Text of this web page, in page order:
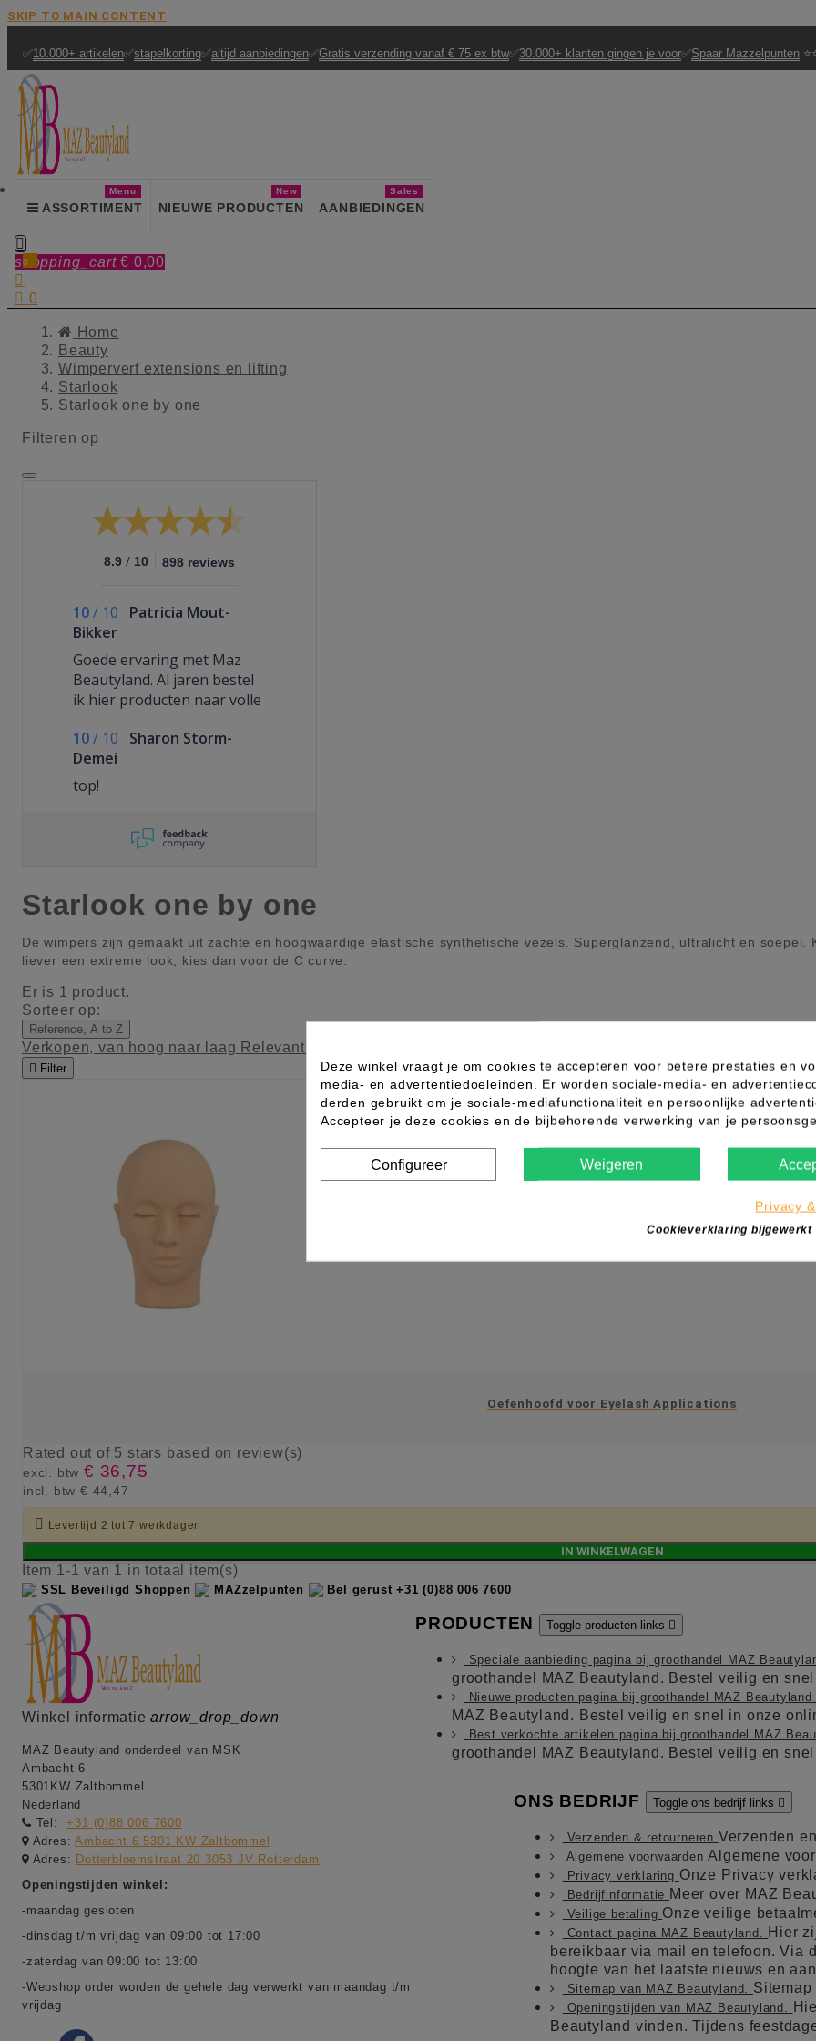
SKIP TO MAIN CONTENT
✅10.000+ artikelen✅stapelkorting✅altijd aanbiedingen✅Gratis verzending vanaf € 75 ex btw✅30.000+ klanten gingen je voor✅Spaar Mazzelpunten
ASSORTIMENT
Menu
NIEUWE PRODUCTEN
New
AANBIEDINGEN
Sales

shopping_cart € 0,00
0

 0
Home
Beauty
Wimperverf extensions en lifting
Starlook
Starlook one by one
Filteren op
8.9 / 10 898 reviews
10/ 10
Patricia Mout-
Bikker
Goede ervaring met Maz
Beautyland. Al jaren bestel
ik hier producten naar volle
10/ 10
Sharon Storm-
Demei
top!
Starlook one by one
De wimpers zijn gemaakt uit zachte en hoogwaardige elastische synthetische vezels. Superglanzend, ultralicht en
liever een extreme look, kies dan voor de C curve.
Er is 1 product.
Sorteer op:
Reference, A to Z
Verkopen, van hoog naar laag Relevantie
 Filter
Oefenhoofd voor Eyelash Applications
Rated out of 5 stars based on review(s)
excl. btw € 36,75
incl. btw € 44,47
 Levertijd 2 tot 7 werkdagen
IN WINKELWAGEN
Item 1-1 van 1 in totaal item(s)
SSL Beveiligd Shoppen MAZzelpunten Bel gerust +31 (0)88 006 7600
Winkel informatie arrow_drop_down
MAZ Beautyland onderdeel van MSK
Ambacht 6
5301KW Zaltbommel
Nederland
Tel:
+31 (0)88 006 7600
Adres:Ambacht 6 5301 KW Zaltbommel
Adres: Dotterbloemstraat 20 3053 JV Rotterdam
Openingstijden winkel:
-maandag gesloten
-dinsdag t/m vrijdag van 09:00 tot 17:00
-zaterdag van 09:00 tot 13:00
-Webshop order worden de gehele dag verwerkt van maandag t/m
vrijdag
PRODUCTEN Toggle producten links 
Speciale aanbieding pagina bij groothandel MAZ
groothandel MAZ Beautyland. Bestel veilig en
Nieuwe producten pagina bij groothandel MAZ Beautyland
MAZ Beautyland. Bestel veilig en snel in onze
Best verkochte artikelen pagina bij groothandel MAZ
groothandel MAZ Beautyland. Bestel veilig en
ONS BEDRIJF Toggle ons bedrijf links 
Verzenden & retourneren Verzenden
Algemene voorwaardenAlgemene
Privacy verklaring Onze Privacy
Bedrijfinformatie Meer over MAZ
Veilige betaling Onze veilige
Contact pagina MAZ Beautyland.
Hier
bereikbaar via mail en telefoon. Via
hoogte van het laatste nieuws en
Sitemap van MAZ Beautyland. Sitemap
Openingstijden van MAZ Beautyland.
Beautyland vinden. Tijdens
Deze winkel vraagt je om cookies te accepteren voor betere prestaties en
media- en advertentiedoeleinden. Er worden sociale-media- en
derden gebruikt om je sociale-mediafunctionaliteit en persoonlijke
Accepteer je deze cookies en de bijbehorende verwerking van je
Configureer Weigeren
Privacy
Cookieverklaring bijgewerkt